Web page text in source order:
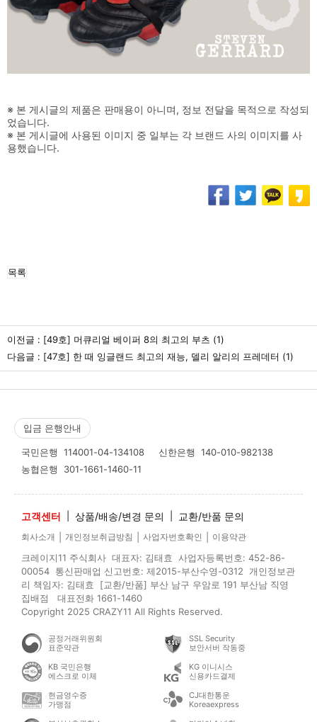
※ 본 게시글의 제품은 판매용이 아니며, 정보 전달을 목적으로 작성되
었습니다.
※ 본 게시글에 사용된 이미지 중 일부는 각 브랜드 사의 이미지를 사
용했습니다.
목록
이전글 : [49호] 머큐리얼 베이퍼 8의 최고의 부츠 (1)
다음글 : [47호] 한 때 잉글랜드 최고의 재능, 델리 알리의 프레데터 (1)
입금 은행안내
국민은행 114001-04-134108 신한은행 140-010-982138
농협은행 301-1661-1460-11
고객센터 상품/배송/변경 문의 교환/반품 문의
회사소개 개인정보취급방침 사업자번호확인 이용약관
크레이지11 주식회사 대표자: 김태효 사업자등록번호: 452-86-
00054 통신판매업 신고번호: 제2015-부산수영-0312 개인정보관
리 책임자: 김태효 [교환/반품] 부산 남구 우암로 191 부산남 직영
집배점 대표전화 1661-1460
Copyright 2025 CRAZY11 All Rights Reserved.
공정거래위원회
표준약관
SSL Security
보안서버 작동중
KB 국민은행
에스크로 이체
KG 이니시스
신용카드결제
현금영수증
가맹점
CJ대한통운
Koreaexpress